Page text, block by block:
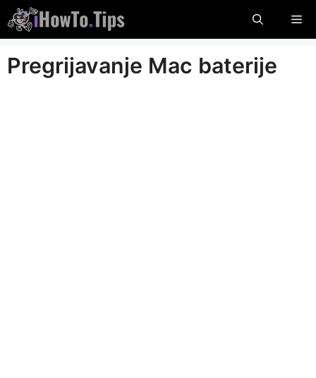
Preskočiti
na
sadržaj
Pregrijavanje Mac baterije